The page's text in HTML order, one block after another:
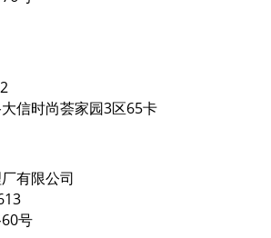
信时尚荟家园3区65卡
有限公司
号